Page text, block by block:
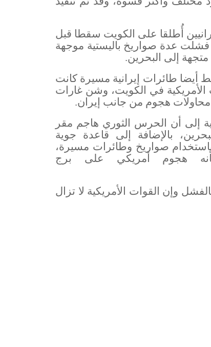
أُطلقا على الكويت سقطا قبل
عدة صواريخ باليستية موجهة
إلى البحرين.
أيضا طائرات إيرانية مسيرة كانت
الأمريكية في الكويت، وشن غارات
هجوم من جانب إيران.
إلى أن الحرس الثوري هاجم مقر
بالإضافة إلى قاعدة جوية
صواريخ وطائرات مسيرة،
هجوم أمريكي على برج
وإن القوات الأمريكية لا تزال